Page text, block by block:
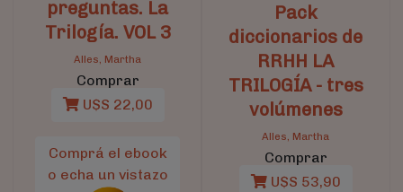
preguntas. La
Trilogía. VOL 3
Alles, Martha
Comprar
U$S 22,00
Comprá el ebook
o echa un vistazo
Pack
diccionarios de
RRHH LA
TRILOGÍA - tres
volúmenes
Alles, Martha
Comprar
U$S 53,90